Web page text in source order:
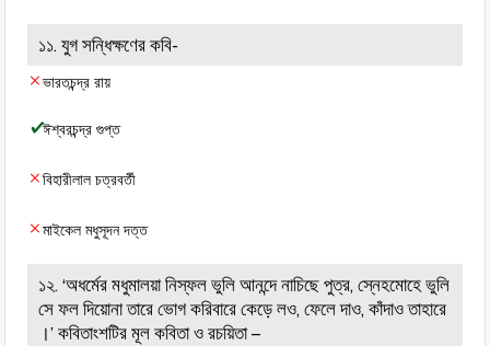
১১. যুগ সন্ধিক্ষণের কবি-
ভারতচন্দ্র রায়
ঈশ্বরচন্দ্র গুপ্ত
বিহারীলাল চত্রবর্তী
মাইকেল মধুসূদন দত্ত
১২. ‘অধর্মের মধুমালয়া নিস্ফল ভুলি আনন্দে নাচিছে পুত্র, স্নেহমোহে ভুলি
সে ফল দিয়োনা তারে ভোগ করিবারে কেড়ে লও, ফেলে দাও, কাঁদাও তাহারে
।’ কবিতাংশটির মূল কবিতা ও রচয়িতা –